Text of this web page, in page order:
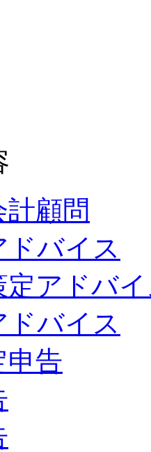
顧問
ドバイス
定アドバ
バイス
申告